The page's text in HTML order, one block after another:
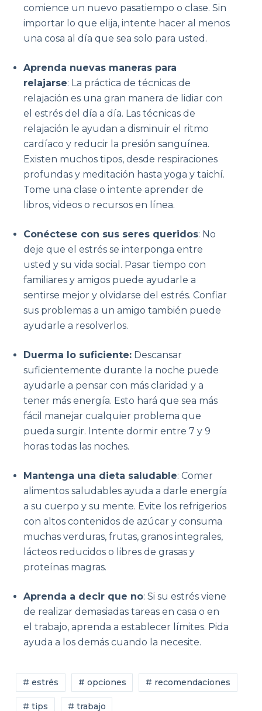
comience un nuevo pasatiempo o clase. Sin
importar lo que elija, intente hacer al menos
una cosa al día que sea solo para usted.
Aprenda nuevas maneras para
relajarse: La práctica de técnicas de
relajación es una gran manera de lidiar con
el estrés del día a día. Las técnicas de
relajación le ayudan a disminuir el ritmo
cardíaco y reducir la presión sanguínea.
Existen muchos tipos, desde respiraciones
profundas y meditación hasta yoga y taichí.
Tome una clase o intente aprender de
libros, videos o recursos en línea.
Conéctese con sus seres queridos: No
deje que el estrés se interponga entre
usted y su vida social. Pasar tiempo con
familiares y amigos puede ayudarle a
sentirse mejor y olvidarse del estrés. Confiar
sus problemas a un amigo también puede
ayudarle a resolverlos.
Duerma lo suficiente: Descansar
suficientemente durante la noche puede
ayudarle a pensar con más claridad y a
tener más energía. Esto hará que sea más
fácil manejar cualquier problema que
pueda surgir. Intente dormir entre 7 y 9
horas todas las noches.
Mantenga una dieta saludable: Comer
alimentos saludables ayuda a darle energía
a su cuerpo y su mente. Evite los refrigerios
con altos contenidos de azúcar y consuma
muchas verduras, frutas, granos integrales,
lácteos reducidos o libres de grasas y
proteínas magras.
Aprenda a decir que no: Si su estrés viene
de realizar demasiadas tareas en casa o en
el trabajo, aprenda a establecer límites. Pida
ayuda a los demás cuando la necesite.
# estrés # opciones # recomendaciones
# tips # trabajo